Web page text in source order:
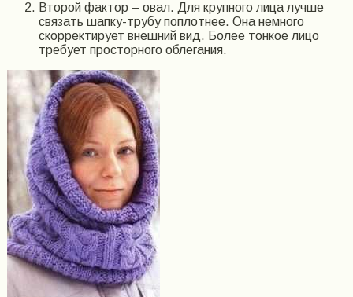
Второй фактор – овал. Для крупного лица лучше
связать шапку-трубу поплотнее. Она немного
скорректирует внешний вид. Более тонкое лицо
требует просторного облегания.